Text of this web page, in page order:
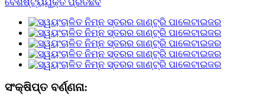
ସଂକ୍ଷିପ୍ତ ବର୍ଣ୍ଣନା: